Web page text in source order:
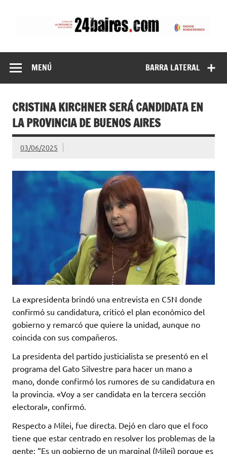
BARRA LATERAL
MENÚ
CRISTINA KIRCHNER SERÁ CANDIDATA EN
LA PROVINCIA DE BUENOS AIRES
03/06/2025
La expresidenta brindó una entrevista en C5N donde
confirmó su candidatura, criticó el plan económico del
gobierno y remarcó que quiere la unidad, aunque no
coincida con sus compañeros.
La presidenta del partido justicialista se presentó en el
programa del Gato Silvestre para hacer un mano a
mano, donde confirmó los rumores de su candidatura en
la provincia. «Voy a ser candidata en la tercera sección
electoral», confirmó.
Respecto a Milei, fue directa. Dejó en claro que el foco
tiene que estar centrado en resolver los problemas de la
gente: “Es un gobierno de un marginal (Milei) porque es